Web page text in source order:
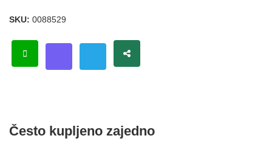
SKU: 0088529
Često kupljeno zajedno